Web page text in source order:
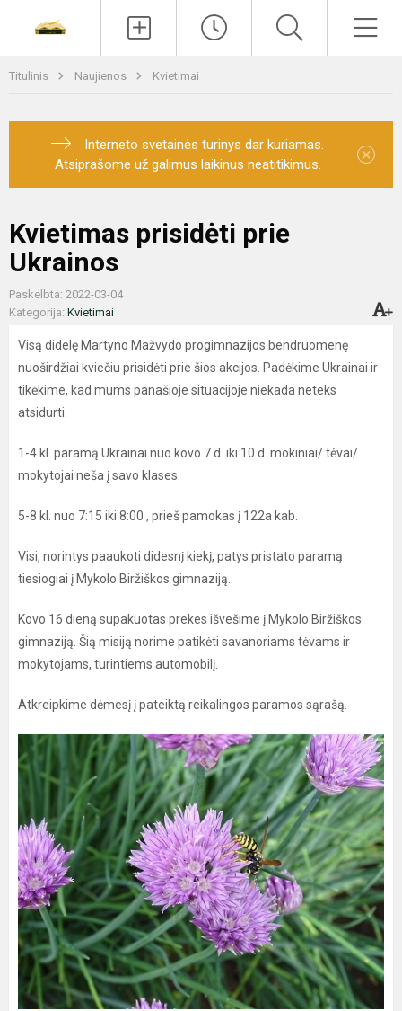
Titulinis Naujienos Kvietimai
Interneto svetainės turinys dar kuriamas.
Atsiprašome už galimus laikinus neatitikimus.
×
Kvietimas prisidėti prie
Ukrainos
Paskelbta: 2022-03-04
Kategorija: Kvietimai
Visą didelę Martyno Mažvydo progimnazijos bendruomenę
nuoširdžiai kviečiu prisidėti prie šios akcijos. Padėkime Ukrainai ir
tikėkime, kad mums panašioje situacijoje niekada neteks
atsidurti.
1-4 kl. paramą Ukrainai nuo kovo 7 d. iki 10 d. mokiniai/ tėvai/
mokytojai neša į savo klases.
5-8 kl. nuo 7:15 iki 8:00 , prieš pamokas į 122a kab.
Visi, norintys paaukoti didesnį kiekį, patys pristato paramą
tiesiogiai į Mykolo Biržiškos gimnaziją.
Kovo 16 dieną supakuotas prekes išvešime į Mykolo Biržiškos
gimnaziją. Šią misiją norime patikėti savanoriams tėvams ir
mokytojams, turintiems automobilį.
Atkreipkime dėmesį į pateiktą reikalingos paramos sąrašą.